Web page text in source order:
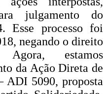
julgamento do
Esse processo foi
negando o direito
Agora, estamos
da Ação Direta de
ADI 5090, proposta